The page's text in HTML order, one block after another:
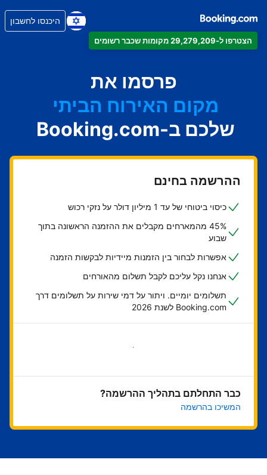
הצטרפו ל-29,279,209 מקומות שכבר רשומים
היכנסו לחשבון
פרסמו את
הדירה
המלון
מקום האירוח הביתי
בית ההארחה
ה-B&B
שלכם ב-Booking.com
ההרשמה בחינם
כיסוי ביטוחי של עד 1 מיליון דולר על נזקי רכוש
45% מהמארחים מקבלים את ההזמנה הראשונה בתוך
שבוע
אפשרות לבחור בין הזמנות מיידיות לבקשות הזמנה
אנחנו נקל עליכם לקבל תשלום מהאורחים
תשלומים יומיים. ויתור על דמי שירות על תשלומים דרך
Booking.com לשנת 2026
בואו נתחיל
כבר התחלתם בתהליך ההרשמה?
המשיכו בהרשמה